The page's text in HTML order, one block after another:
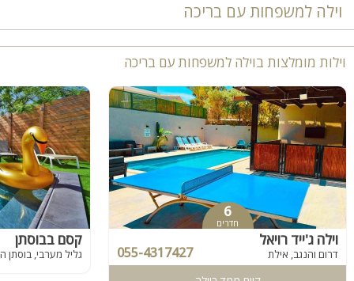
וילה למשפחות עם בריכה
וילות מומלצות בוילה למשפחות עם בריכה
6
חדרים
וילה ג'ייד רויאל
דרום והנגב, אילת 055-4317427
קסם בבוסתן